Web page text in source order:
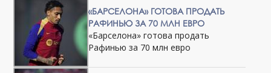
«БАРСЕЛОНА» ГОТОВА ПРОДАТЬ
РАФИНЬЮ ЗА 70 МЛН ЕВРО
«Барселона» готова продать
Рафинью за 70 млн евро